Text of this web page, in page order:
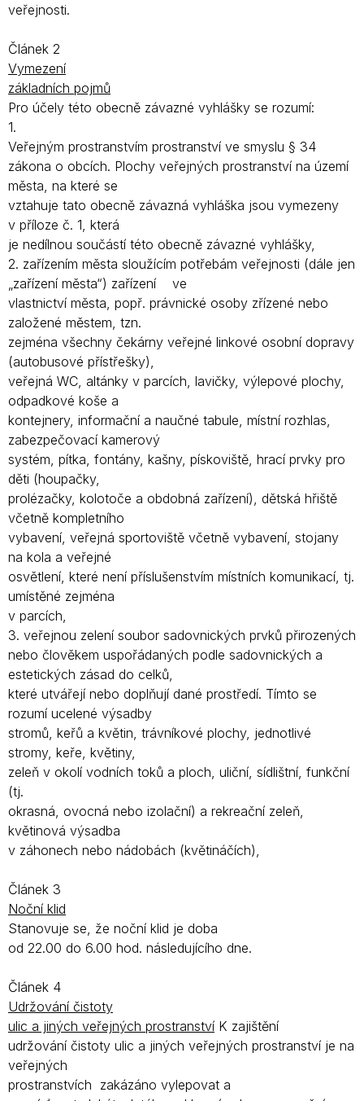
veřejnosti.
Článek 2
Vymezení
základních pojmů
Pro účely této obecně závazné vyhlášky se rozumí:
1.
Veřejným prostranstvím prostranství ve smyslu § 34
zákona o obcích. Plochy veřejných prostranství na území
města, na které se
vztahuje tato obecně závazná vyhláška jsou vymezeny
v příloze č. 1, která
je nedílnou součástí této obecně závazné vyhlášky,
2. zařízením města sloužícím potřebám veřejnosti (dále jen
„zařízení města“) zařízení ve
vlastnictví města, popř. právnické osoby zřízené nebo
založené městem, tzn.
zejména všechny čekárny veřejné linkové osobní dopravy
(autobusové přístřešky),
veřejná WC, altánky v parcích, lavičky, výlepové plochy,
odpadkové koše a
kontejnery, informační a naučné tabule, místní rozhlas,
zabezpečovací kamerový
systém, pítka, fontány, kašny, pískoviště, hrací prvky pro
děti (houpačky,
prolézačky, kolotoče a obdobná zařízení), dětská hřiště
včetně kompletního
vybavení, veřejná sportoviště včetně vybavení, stojany
na kola a veřejné
osvětlení, které není příslušenstvím místních komunikací, tj.
umístěné zejména
v parcích,
3. veřejnou zelení soubor sadovnických prvků přirozených
nebo člověkem uspořádaných podle sadovnických a
estetických zásad do celků,
které utvářejí nebo doplňují dané prostředí. Tímto se
rozumí ucelené výsadby
stromů, keřů a květin, trávníkové plochy, jednotlivé
stromy, keře, květiny,
zeleň v okolí vodních toků a ploch, uliční, sídlištní, funkční
(tj.
okrasná, ovocná nebo izolační) a rekreační zeleň,
květinová výsadba
v záhonech nebo nádobách (květináčích),
Článek 3
Noční klid
Stanovuje se, že noční klid je doba
od 22.00 do 6.00 hod. následujícího dne.
Článek 4
Udržování čistoty
ulic a jiných veřejných prostranství K zajištění
udržování čistoty ulic a jiných veřejných prostranství je na
veřejných
prostranstvích zakázáno vylepovat a